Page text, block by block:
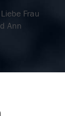
Liebe Frau
Ann